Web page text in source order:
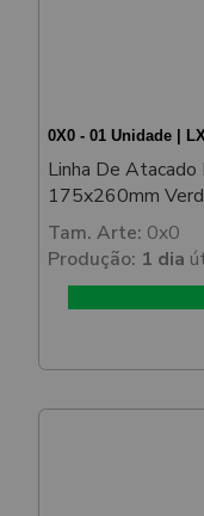
0X0 - 01 Unidade |
Linha De Atacado
175x260mm
Tam. Arte: 0x0
Produção: 1 dia